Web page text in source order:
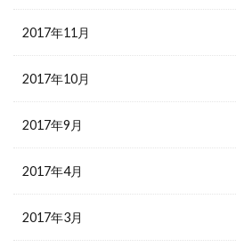
2017年11月
2017年10月
2017年9月
2017年4月
2017年3月